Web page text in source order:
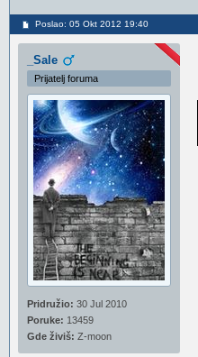
Poslao: 05 Okt 2012 19:40
_Sale
Prijatelj foruma
Pridružio: 30 Jul 2010
Poruke: 13459
Gde živiš: Z-moon